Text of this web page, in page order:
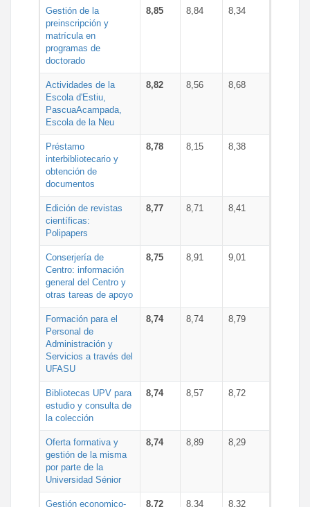
Gestión de la
preinscripción y
matrícula en
programas de
doctorado
8,85 8,84 8,34
Actividades de la
Escola d'Estiu,
PascuaAcampada,
Escola de la Neu
8,82 8,56 8,68
Préstamo
interbibliotecario y
obtención de
documentos
8,78 8,15 8,38
Edición de revistas
científicas:
Polipapers
8,77 8,71 8,41
Conserjería de
Centro: información
general del Centro y
otras tareas de apoyo
8,75 8,91 9,01
Formación para el
Personal de
Administración y
Servicios a través del
UFASU
8,74 8,74 8,79
Bibliotecas UPV para
estudio y consulta de
la colección
8,74 8,57 8,72
Oferta formativa y
gestión de la misma
por parte de la
Universidad Sénior
8,74 8,89 8,29
Gestión economico- 8,72 8,34 8,32